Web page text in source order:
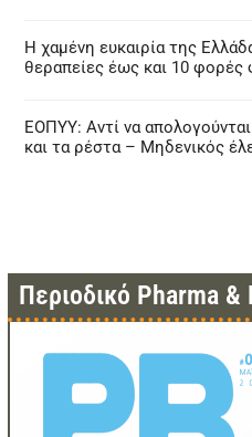
Η χαμένη ευκαιρία της
θεραπείες έως και 10 φορές
ΕΟΠΥΥ: Αντί να
και τα ρέστα – Μηδενικός
Περιοδικό Pharma